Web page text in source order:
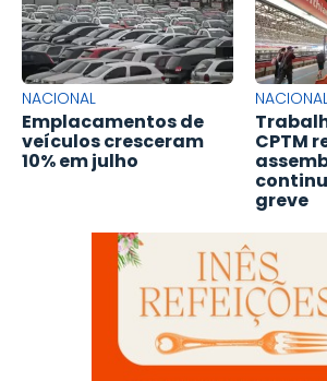
NACIONAL
Emplacamentos de
veículos cresceram
10% em julho
CPTM
greve